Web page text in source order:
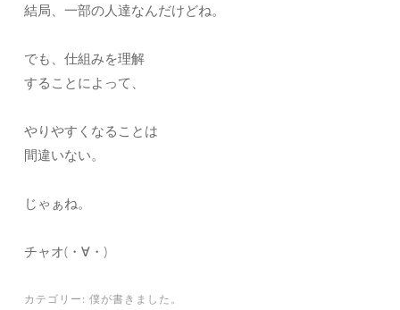
結局、一部の人達なんだけどね。
でも、仕組みを理解
することによって、
やりやすくなることは
間違いない。
じゃぁね。
チャオ(・∀・)
カテゴリー: 僕が書きました。